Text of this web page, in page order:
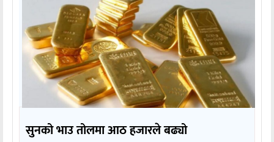
सुनको भाउ तोलमा आठ हजारले बढ्यो